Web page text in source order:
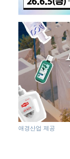
애경산업 제공